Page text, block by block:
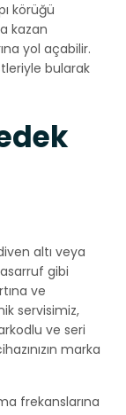
körüğü
kazan
yol açabilir.
bularak
altı veya
gibi
ve
servisimiz,
ve seri
marka
frekanslarına